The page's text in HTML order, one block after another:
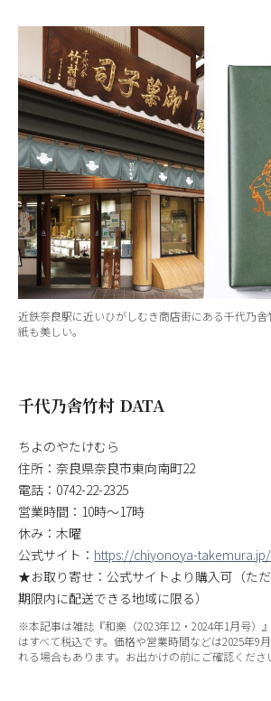
近鉄奈良駅に近いひがしむき商店街にある千代乃
紙も美しい。
千代乃舎竹村 DATA
ちよのやたけむら
住所：奈良県奈良市東向南町22
電話：0742-22-2325
営業時間：10時～17時
休み：木曜
公式サイト： https://chiyonoya-takemura.jp/
★お取り寄せ：公式サイトより購入可（た
期限内に配送できる地域に限る）
※本記事は雑誌『和樂（2023年12・2024年1月号）
はすべて税込です。価格や営業時間などは2025年9
れる場合もあります。お出かけの前にご確認くださ